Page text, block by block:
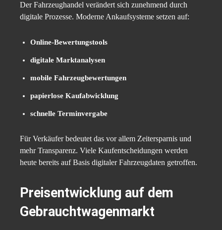
Der Fahrzeughandel verändert sich zunehmend durch
digitale Prozesse. Moderne Ankaufsysteme setzen auf:
Online-Bewertungstools
digitale Marktanalysen
mobile Fahrzeugbewertungen
papierlose Kaufabwicklung
schnelle Terminvergabe
Für Verkäufer bedeutet das vor allem Zeitersparnis und
mehr Transparenz. Viele Kaufentscheidungen werden
heute bereits auf Basis digitaler Fahrzeugdaten getroffen.
Preisentwicklung auf dem
Gebrauchtwagenmarkt